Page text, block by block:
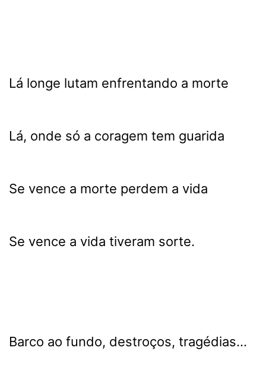
Lá longe lutam enfrentando a morte
Lá, onde só a coragem tem guarida
Se vence a morte perdem a vida
Se vence a vida tiveram sorte.
Barco ao fundo, destroços, tragédias...